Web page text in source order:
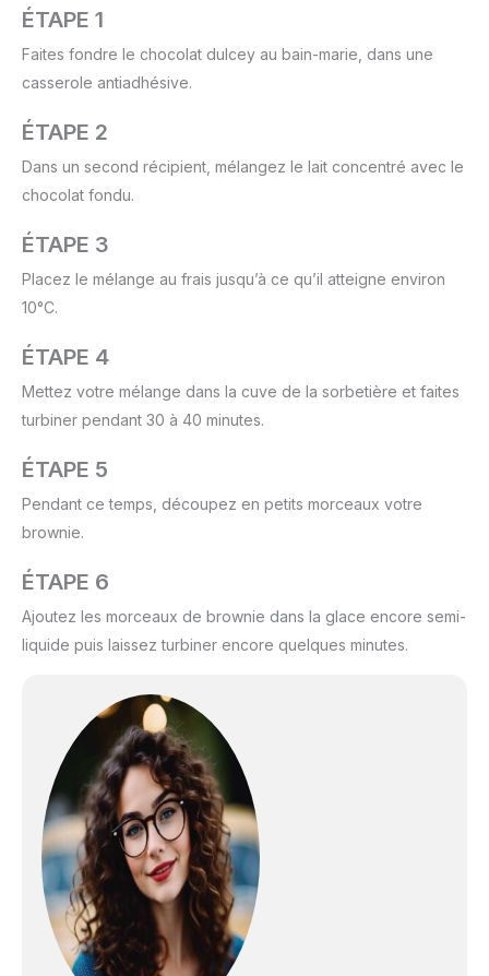
ÉTAPE 1
Faites fondre le chocolat dulcey au bain-marie, dans une
casserole antiadhésive.
ÉTAPE 2
Dans un second récipient, mélangez le lait concentré avec le
chocolat fondu.
ÉTAPE 3
Placez le mélange au frais jusqu’à ce qu’il atteigne environ
10°C.
ÉTAPE 4
Mettez votre mélange dans la cuve de la sorbetière et faites
turbiner pendant 30 à 40 minutes.
ÉTAPE 5
Pendant ce temps, découpez en petits morceaux votre
brownie.
ÉTAPE 6
Ajoutez les morceaux de brownie dans la glace encore semi-
liquide puis laissez turbiner encore quelques minutes.